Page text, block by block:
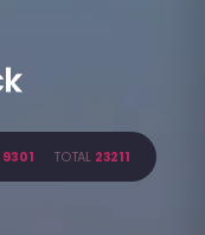
9301 TOTAL 23211